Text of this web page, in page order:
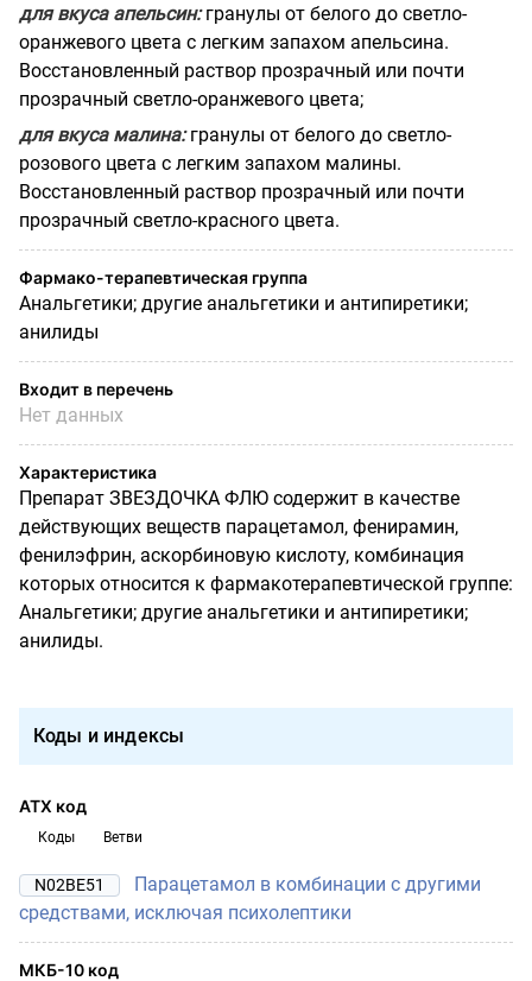
для вкуса апельсин:гранулы от белого до светло-
оранжевого цвета с легким запахом апельсина.
Восстановленный раствор прозрачный или почти
прозрачный светло-оранжевого цвета;
для вкуса малина:гранулы от белого до светло-
розового цвета с легким запахом малины.
Восстановленный раствор прозрачный или почти
прозрачный светло-красного цвета.
Фармако-терапевтическая группа
Анальгетики; другие анальгетики и антипиретики;
анилиды
Входит в перечень
Нет данных
Характеристика
Препарат ЗВЕЗДОЧКА ФЛЮ содержит в качестве
действующих веществ парацетамол, фенирамин,
фенилэфрин, аскорбиновую кислоту, комбинация
которых относится к фармакотерапевтической группе:
Анальгетики; другие анальгетики и антипиретики;
анилиды.
Коды и индексы
АТХ код
Коды Ветви
N02BE51
Парацетамол в комбинации с другими
средствами, исключая психолептики
МКБ-10 код